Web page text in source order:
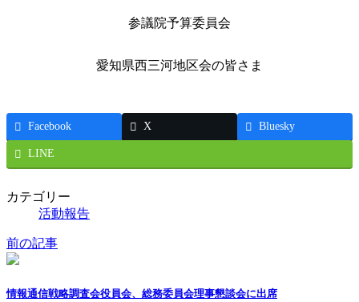
参議院予算委員会
愛知県西三河地区会の皆さま
Facebook X Bluesky
LINE
カテゴリー
活動報告
前の記事
情報通信戦略調査会役員会、総務委員会理事懇談会に出席